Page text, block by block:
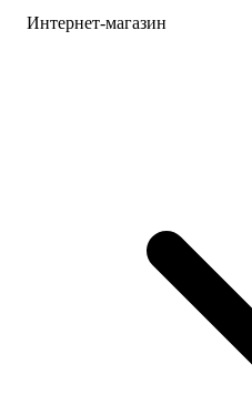
Интернет-магазин